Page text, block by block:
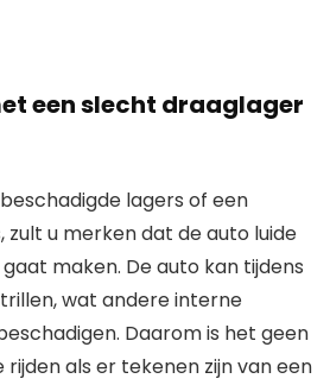
een slecht draaglager
lagers of een
zult u merken dat de auto luide
maken. De auto kan tijdens
wat andere interne
Daarom is het geen
als er tekenen zijn van een